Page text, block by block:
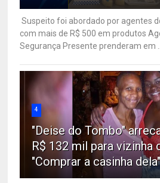
Suspeito foi abordado por agentes
com mais de R$ 500 em produtos
Segurança Presente prenderam em ...
4
"Deise do Tombo"
R$ 132 mil para vizinha
"Comprar a casinha